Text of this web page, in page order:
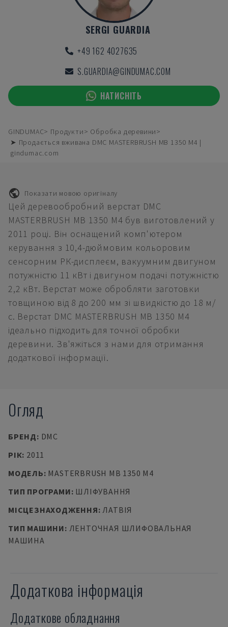
SERGI GUARDIA
+49 162 4027635
S.GUARDIA@GINDUMAC.COM
НАТИСНІТЬ
GINDUMAC Продукти
Обробка деревини
➤ Продається вживана DMC MASTERBRUSH MB 1350 M4 |
gindumac.com
Показати мовою оригіналу
Цей деревообробний верстат DMC
MASTERBRUSH MB 1350 M4 був виготовлений у
2011 році. Він оснащений комп'ютером
керування з 10,4-дюймовим кольоровим
сенсорним РК-дисплеєм, вакуумним двигуном
потужністю 11 кВт і двигуном подачі потужністю
2,2 кВт. Верстат може обробляти заготовки
товщиною від 8 до 200 мм зі швидкістю до 18 м/
с. Верстат DMC MASTERBRUSH MB 1350 M4
ідеально підходить для точної обробки
деревини. Зв'яжіться з нами для отримання
додаткової інформації.
Огляд
БРЕНД: DMC
РІК: 2011
МОДЕЛЬ: MASTERBRUSH MB 1350 M4
ТИП ПРОГРАМИ: ШЛІФУВАННЯ
МІСЦЕЗНАХОДЖЕННЯ:ЛАТВІЯ
ТИП МАШИНИ: ЛЕНТОЧНАЯ ШЛИФОВАЛЬНАЯ
МАШИНА
Додаткова інформація
Додаткове обладнання